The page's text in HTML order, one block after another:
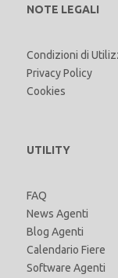
NOTE LEGALI
Condizioni di
Privacy Policy
Cookies
UTILITY
FAQ
News Agenti
Blog Agenti
Calendario Fiere
Software Agenti